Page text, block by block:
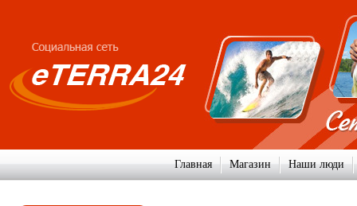
Главная Магазин Наши люди